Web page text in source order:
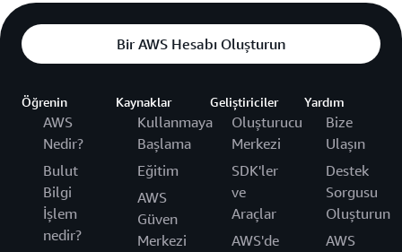
Bir AWS Hesabı Oluşturun
Öğrenin
AWS
Nedir?
Bulut
Bilgi
İşlem
nedir?
Kaynaklar
Kullanmaya
Başlama
Eğitim
AWS
Güven
Merkezi
Geliştiriciler
Oluşturucu
Merkezi
SDK'ler
ve
Araçlar
AWS'de
Yardım
Bize
Ulaşın
Destek
Sorgusu
Oluşturun
AWS